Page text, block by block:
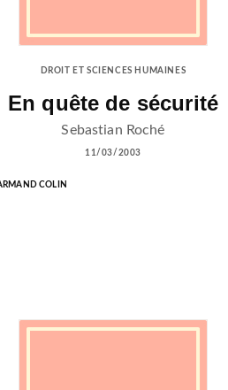
DROIT ET SCIENCES HUMAINES
En quête de sécurité
Sebastian Roché
11/03/2003
COLIN